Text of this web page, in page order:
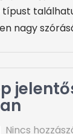
nagy
Nincs